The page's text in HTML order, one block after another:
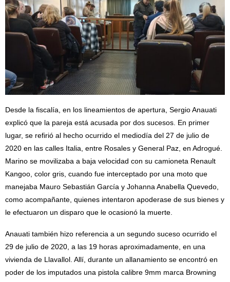
Desde la fiscalía, en los lineamientos de apertura, Sergio Anauati
explicó que la pareja está acusada por dos sucesos. En primer
lugar, se refirió al hecho ocurrido el mediodía del 27 de julio de
2020 en las calles Italia, entre Rosales y General Paz, en Adrogué.
Marino se movilizaba a baja velocidad con su camioneta Renault
Kangoo, color gris, cuando fue interceptado por una moto que
manejaba Mauro Sebastián García y Johanna Anabella Quevedo,
como acompañante, quienes intentaron apoderase de sus bienes y
le efectuaron un disparo que le ocasionó la muerte.
Anauati también hizo referencia a un segundo suceso ocurrido el
29 de julio de 2020, a las 19 horas aproximadamente, en una
vivienda de Llavallol. Allí, durante un allanamiento se encontró en
poder de los imputados una pistola calibre 9mm marca Browning